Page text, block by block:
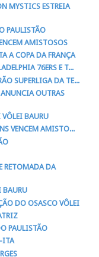
MYSTICS ESTREIA
PAULISTÃO
AMISTOSOS
A COPA DA FRANÇA
76ERS E T...
SUPERLIGA DA TE...
ANUNCIA OUTRAS
VÔLEI BAURU
VENCEM AMISTO...
RETOMADA DA
BAURU
DO OSASCO VÔLEI
PAULISTÃO
ITA